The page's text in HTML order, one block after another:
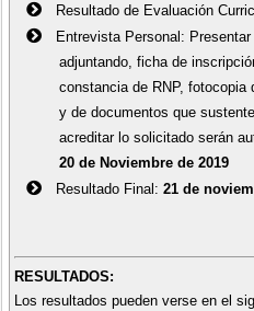
Resultado de Evaluación
Entrevista Personal:
adjuntando, ficha de
constancia de RNP,
y de documentos que
acreditar lo solicitado serán
20 de Noviembre de 2019
Resultado Final:21 de
RESULTADOS:
Los resultados pueden verse en el